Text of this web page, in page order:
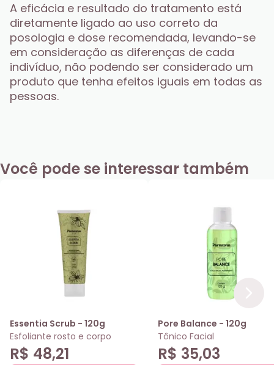
A eficácia e resultado do tratamento está
diretamente ligado ao uso correto da
posologia e dose recomendada, levando-se
em consideração as diferenças de cada
indivíduo, não podendo ser considerado um
produto que tenha efeitos iguais em todas as
pessoas.
Você pode se interessar também
Essentia Scrub - 120g
Esfoliante rosto e corpo
R$ 48,21
Pore Balance - 120g
Tônico Facial
R$ 35,03